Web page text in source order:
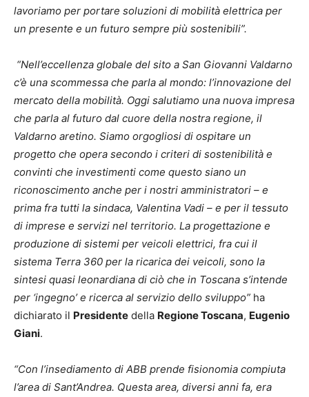
lavoriamo per portare soluzioni di mobilità elettrica per
un presente e un futuro sempre più sostenibili”.
“Nell’eccellenza globale del sito a San Giovanni Valdarno
c’è una scommessa che parla al mondo: l’innovazione del
mercato della mobilità. Oggi salutiamo una nuova impresa
che parla al futuro dal cuore della nostra regione, il
Valdarno aretino. Siamo orgogliosi di ospitare un
progetto che opera secondo i criteri di sostenibilità e
convinti che investimenti come questo siano un
riconoscimento anche per i nostri amministratori – e
prima fra tutti la sindaca, Valentina Vadi – e per il tessuto
di imprese e servizi nel territorio. La progettazione e
produzione di sistemi per veicoli elettrici, fra cui il
sistema Terra 360 per la ricarica dei veicoli, sono la
sintesi quasi leonardiana di ciò che in Toscana s’intende
per ‘ingegno’ e ricerca al servizio dello sviluppo” ha
dichiarato il Presidente della Regione Toscana, Eugenio
Giani.
“Con l’insediamento di ABB prende fisionomia compiuta
l’area di Sant’Andrea. Questa area, diversi anni fa, era